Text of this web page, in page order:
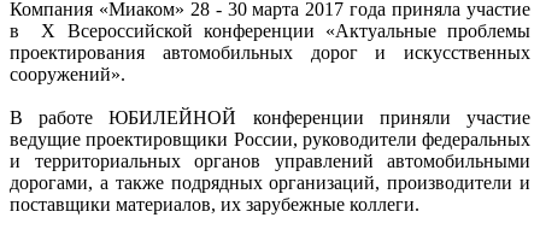
Компания «Миаком» 28 - 30 марта 2017 года приняла участие
в Х Всероссийской конференции «Актуальные проблемы
проектирования автомобильных дорог и искусственных
сооружений».
В работе ЮБИЛЕЙНОЙ конференции приняли участие
ведущие проектировщики России, руководители федеральных
и территориальных органов управлений автомобильными
дорогами, а также подрядных организаций, производители и
поставщики материалов, их зарубежные коллеги.